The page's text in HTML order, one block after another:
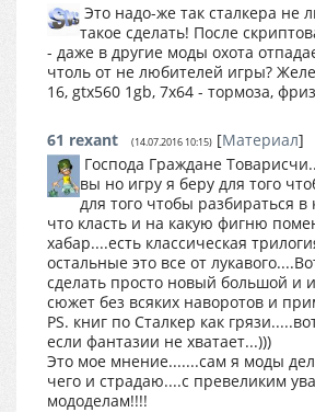
Это надо-же так сталкера не
такое сделать! После
- даже в другие моды охота
чтоль от не любителей игры?
16, gtx560 1gb, 7x64 - тормоза,
61 rexant (14.07.2016 10:15) [Материал]
Господа Граждане
вы но игру я беру для того
для того чтобы разбираться в
что класть и на какую фигню
хабар....есть классическая
остальные это все от
сделать просто новый большой и
сюжет без всяких наворотов и
PS. книг по Сталкер как
если фантазии не хватает...)))
Это мое мнение.......сам я моды
чего и страдаю....с превеликим
мододелам!!!!